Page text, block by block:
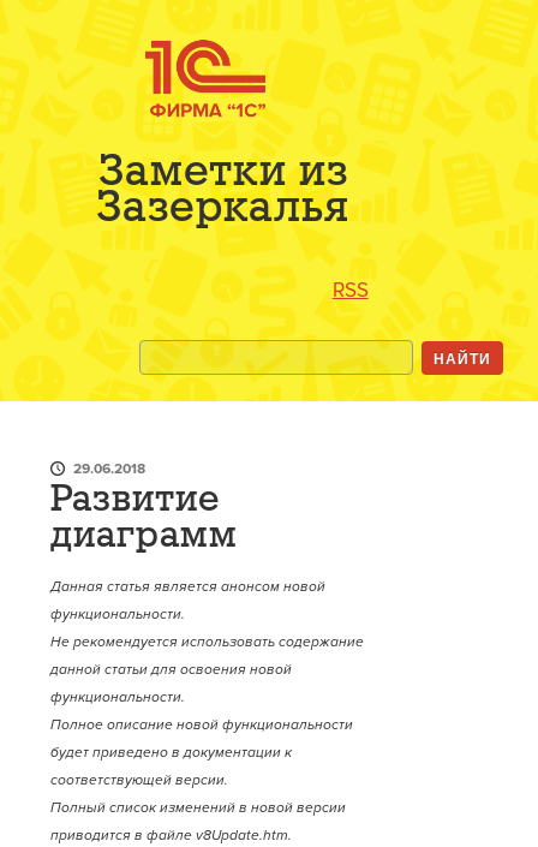
Заметки из
Зазеркалья
RSS
29.06.2018
Развитие
диаграмм
Данная статья является анонсом новой
функциональности.
Не рекомендуется использовать содержание
данной статьи для освоения новой
функциональности.
Полное описание новой функциональности
будет приведено в документации к
соответствующей версии.
Полный список изменений в новой версии
приводится в файле v8Update.htm.